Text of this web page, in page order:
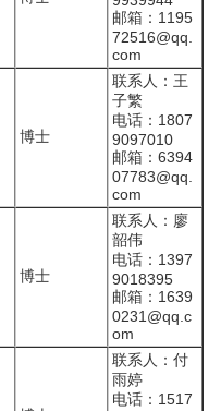
邮箱：1195
72516@qq.
com
博士
联系人：王
子繁
电话：1807
9097010
邮箱：6394
07783@qq.
com
博士
联系人：廖
韶伟
电话：1397
9018395
邮箱：1639
0231@qq.c
om
联系人：付
雨婷
电话：1517